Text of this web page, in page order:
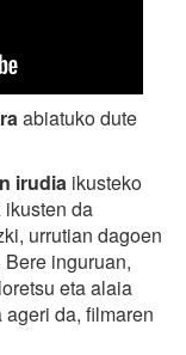
abiatuko dute
irudia ikusteko
da
urrutian dagoen
inguruan,
eta alaia
da, filmaren